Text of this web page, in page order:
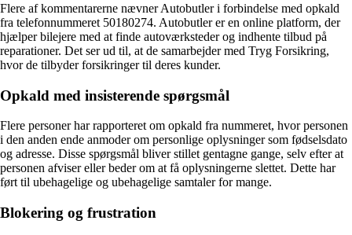
Flere af kommentarerne nævner Autobutler i forbindelse med opkald
fra telefonnummeret 50180274. Autobutler er en online platform, der
hjælper bilejere med at finde autoværksteder og indhente tilbud på
reparationer. Det ser ud til, at de samarbejder med Tryg Forsikring,
hvor de tilbyder forsikringer til deres kunder.
Opkald med insisterende spørgsmål
Flere personer har rapporteret om opkald fra nummeret, hvor personen
i den anden ende anmoder om personlige oplysninger som fødselsdato
og adresse. Disse spørgsmål bliver stillet gentagne gange, selv efter at
personen afviser eller beder om at få oplysningerne slettet. Dette har
ført til ubehagelige og ubehagelige samtaler for mange.
Blokering og frustration